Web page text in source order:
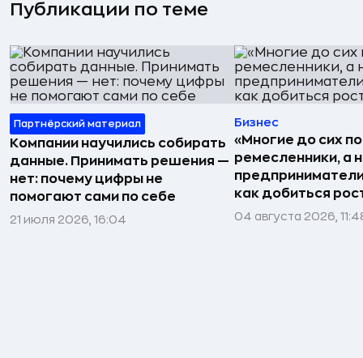
Публикации по теме
Партнёрский материал
Компании научились собирать
данные. Принимать решения —
нет: почему цифры не
помогают сами по себе
21 июля 2026, 16:04
Бизнес
«Многие до сих
ремесленники, а
как добиться
04 августа 2026,